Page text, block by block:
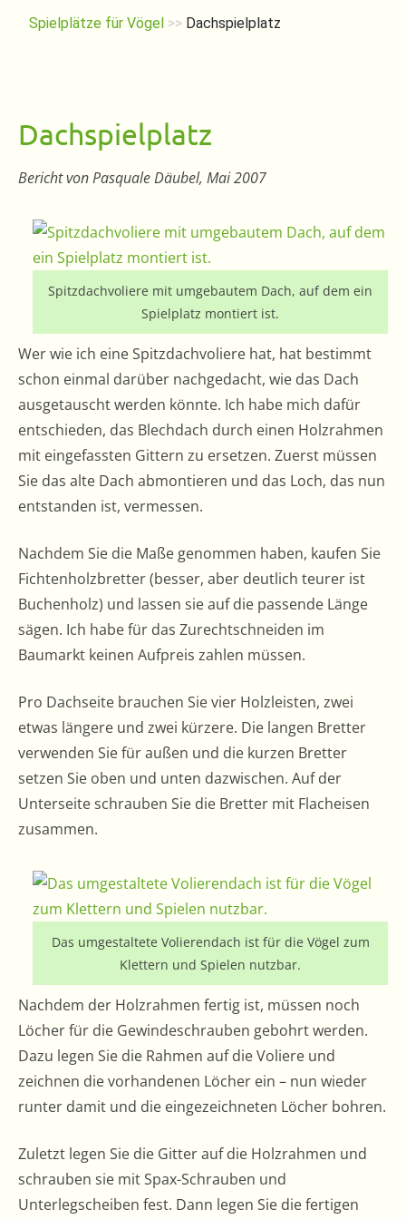
Spielplätze für Vögel >> Dachspielplatz
Dachspielplatz
Bericht von Pasquale Däubel, Mai 2007
Spitzdachvoliere mit umgebautem Dach, auf dem ein
Spielplatz montiert ist.
Wer wie ich eine Spitzdachvoliere hat, hat bestimmt
schon einmal darüber nachgedacht, wie das Dach
ausgetauscht werden könnte. Ich habe mich dafür
entschieden, das Blechdach durch einen Holzrahmen
mit eingefassten Gittern zu ersetzen. Zuerst müssen
Sie das alte Dach abmontieren und das Loch, das nun
entstanden ist, vermessen.
Nachdem Sie die Maße genommen haben, kaufen Sie
Fichtenholzbretter (besser, aber deutlich teurer ist
Buchenholz) und lassen sie auf die passende Länge
sägen. Ich habe für das Zurechtschneiden im
Baumarkt keinen Aufpreis zahlen müssen.
Pro Dachseite brauchen Sie vier Holzleisten, zwei
etwas längere und zwei kürzere. Die langen Bretter
verwenden Sie für außen und die kurzen Bretter
setzen Sie oben und unten dazwischen. Auf der
Unterseite schrauben Sie die Bretter mit Flacheisen
zusammen.
Das umgestaltete Volierendach ist für die Vögel zum
Klettern und Spielen nutzbar.
Nachdem der Holzrahmen fertig ist, müssen noch
Löcher für die Gewindeschrauben gebohrt werden.
Dazu legen Sie die Rahmen auf die Voliere und
zeichnen die vorhandenen Löcher ein – nun wieder
runter damit und die eingezeichneten Löcher bohren.
Zuletzt legen Sie die Gitter auf die Holzrahmen und
schrauben sie mit Spax-Schrauben und
Unterlegscheiben fest. Dann legen Sie die fertigen